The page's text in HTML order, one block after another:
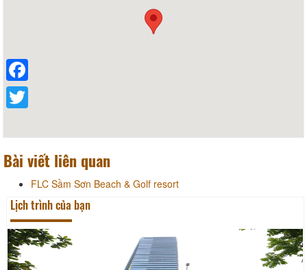
Bài viết liên quan
FLC Sầm Sơn Beach & Golf resort
Lịch trình của bạn
Facebook